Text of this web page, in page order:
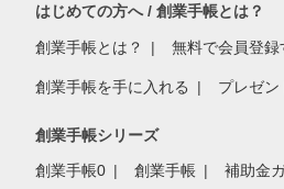
はじめての方へ / 創業手帳とは？
創業手帳とは？ 無料で会員登録
創業手帳を手に入れる プレゼン
創業手帳シリーズ
創業手帳0 創業手帳 補助金